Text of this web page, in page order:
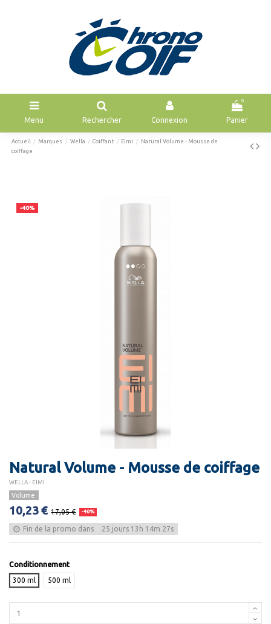
Menu Rechercher Connexion
0
Panier
Accueil Marques Wella Coiffant Eimi
Natural Volume - Mousse de
coiffage
-40%
Natural Volume - Mousse de coiffage
WELLA - EIMI
Volume
10,23 € 17,05 € -40%
Fin de la promo dans 25 jours 13 h 14m 26s
Conditionnement
300 ml
500 ml